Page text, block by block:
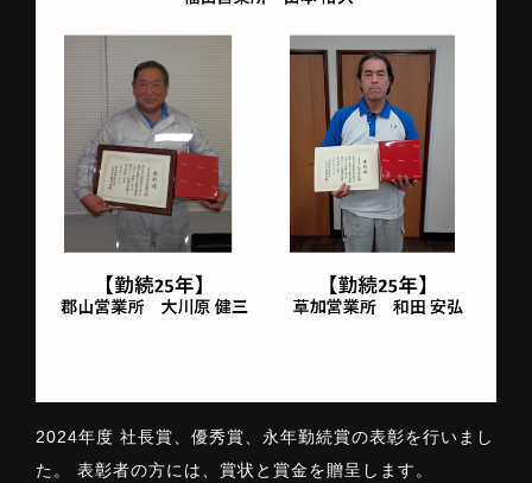
2024年度 社長賞、優秀賞、永年勤続賞の表彰を行いまし
た。 表彰者の方には、賞状と賞金を贈呈します。